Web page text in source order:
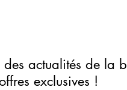
des actualités de la
exclusives !